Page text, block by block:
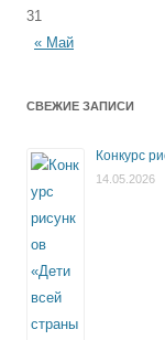
« Май
31
СВЕЖИЕ ЗАПИСИ
Конкурс
14.05.2026